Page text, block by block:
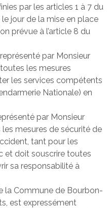
par les articles 1 à 7 du
jour de la mise en place
prévue à l’article 8 du
par Monsieur
les mesures
les services compétents
Nationale) en
par Monsieur
mesures de sécurité de
tant pour les
et doit souscrire toutes
sa responsabilité à
la Commune de Bourbon-
est expressément